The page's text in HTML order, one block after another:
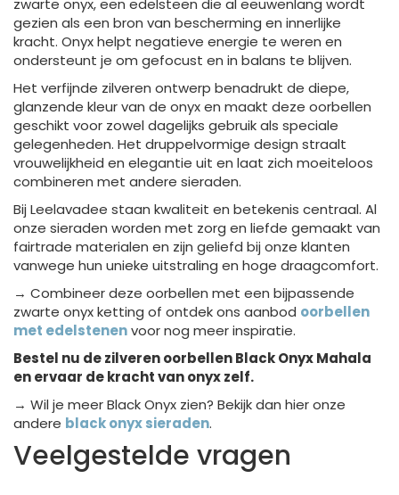
gezien als een bron van bescherming en innerlijke
kracht. Onyx helpt negatieve energie te weren en
ondersteunt je om gefocust en in balans te blijven.
Het verfijnde zilveren ontwerp benadrukt de diepe,
glanzende kleur van de onyx en maakt deze oorbellen
geschikt voor zowel dagelijks gebruik als speciale
gelegenheden. Het druppelvormige design straalt
vrouwelijkheid en elegantie uit en laat zich moeiteloos
combineren met andere sieraden.
Bij Leelavadee staan kwaliteit en betekenis centraal. Al
onze sieraden worden met zorg en liefde gemaakt van
fairtrade materialen en zijn geliefd bij onze klanten
vanwege hun unieke uitstraling en hoge draagcomfort.
→ Combineer deze oorbellen met een bijpassende
zwarte onyx ketting of ontdek ons aanbod oorbellen
met edelstenenvoor nog meer inspiratie.
Bestel nu de zilveren oorbellen Black Onyx Mahala
en ervaar de kracht van onyx zelf.
→ Wil je meer Black Onyx zien? Bekijk dan hier onze
andere black onyx sieraden.
Veelgestelde vragen